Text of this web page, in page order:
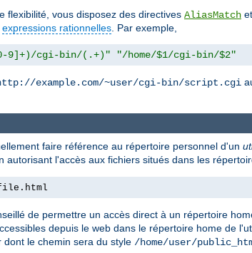
flexibilité, vous disposez des directives AliasMatch et
expressions rationnelles. Par exemple,
9]+)/cgi-bin/(.+)" "/home/$1/cgi-bin/$2"
example.com/~user/cgi-bin/script.cgi
faire référence au répertoire personnel d'un
autorisant l'accès aux fichiers situés dans les
file.html
de permettre un accès direct à un répertoire
depuis le web dans le répertoire home de
dont le chemin sera du style /home/user/